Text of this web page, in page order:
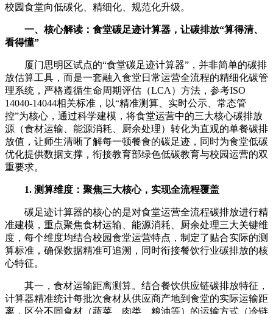
校园食堂向低碳化、精细化、规范化升级。
一、核心解读：食堂碳足迹计算器，让碳排放“算得清、
看得懂”
厦门思明区试点的“食堂碳足迹计算器”，并非简单的碳排
放估算工具，而是一套融入食堂日常运营全流程的精细化碳管
理系统，严格遵循生命周期评估（LCA）方法，参考ISO
14040-14044相关标准，以“精准测算、实时公示、常态管
控”为核心，通过科学建模，将食堂运营中的三大核心碳排放
源（食材运输、能源消耗、厨余处理）转化为直观的单餐碳排
放值，让师生清晰了解每一顿餐食的碳足迹，同时为食堂低碳
优化提供数据支撑，衔接教育部绿色低碳教育与校园运营的双
重要求。
1. 测算维度：聚焦三大核心，实现全流程覆盖
碳足迹计算器的核心的是对食堂运营全流程碳排放进行精
准建模，重点聚焦食材运输、能源消耗、厨余处理三大关键维
度，每个维度均结合校园食堂运营特点，制定了贴合实际的测
算标准，确保数据精准可追溯，同时衔接餐饮行业碳排放的核
心特征。
其一，食材运输距离测算。结合餐饮供应链碳排放特征，
计算器精准统计每批次食材从供应商产地到食堂的实际运输距
离，区分不同食材（蔬菜、肉类、粮油等）的运输方式（冷链